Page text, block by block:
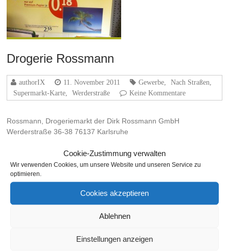
Cookie-Zustimmung verwalten
Wir verwenden Cookies, um unsere Website und unseren Service zu
optimieren.
Cookies akzeptieren
Ablehnen
Einstellungen anzeigen
Drogerie Rossmann
authorIX 11. November 2011 Gewerbe Nach Straßen
Supermarkt-Karte
Werderstraße Keine Kommentare
Rossmann, Drogeriemarkt der Dirk Rossmann GmbH
Werderstraße 36-38 76137 Karlsruhe
THEMA